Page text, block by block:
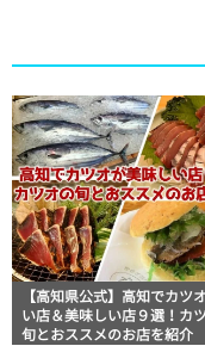
【高知県公式】高知でカツ
い店＆美味しい店９選！カ
旬とおススメのお店を紹介